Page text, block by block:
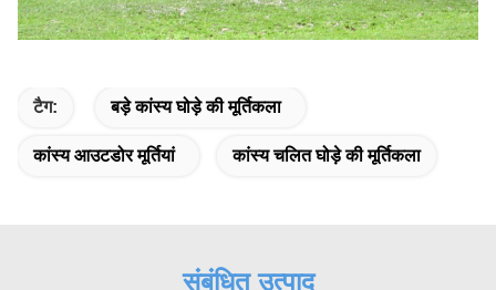
टैग: बड़े कांस्य घोड़े की मूर्तिकला
कांस्य आउटडोर मूर्तियां कांस्य चलित घोड़े की मूर्तिकला
संबंधित उत्पाद